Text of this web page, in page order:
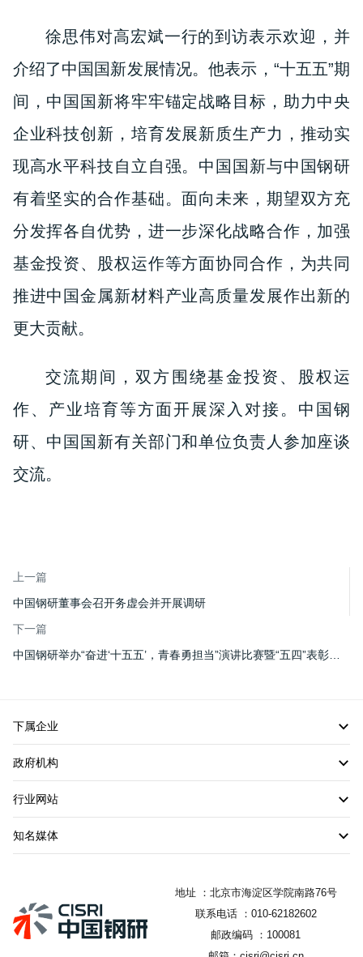
徐思伟对高宏斌一行的到访表示欢迎，并
介绍了中国国新发展情况。他表示，“十五五”期
间，中国国新将牢牢锚定战略目标，助力中央
企业科技创新，培育发展新质生产力，推动实
现高水平科技自立自强。中国国新与中国钢研
有着坚实的合作基础。面向未来，期望双方充
分发挥各自优势，进一步深化战略合作，加强
基金投资、股权运作等方面协同合作，为共同
推进中国金属新材料产业高质量发展作出新的
更大贡献。
交流期间，双方围绕基金投资、股权运
作、产业培育等方面开展深入对接。 中国钢
研、中国国新有关部门和单位负责人参加座谈
交流。
上一篇
中国钢研董事会召开务虚会并开展调研
下一篇
中国钢研举办“奋进‘十五五’，青春勇担当”演讲比赛暨“五四”表彰大会
下属企业
政府机构
行业网站
知名媒体
地址 ：北京市海淀区学院南路76号
联系电话 ：010-62182602
邮政编码 ：100081